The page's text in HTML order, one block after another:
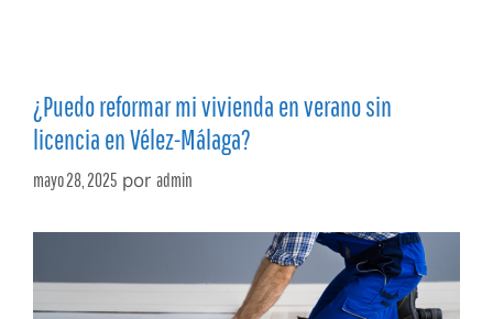
¿Puedo reformar mi vivienda en verano sin
licencia en Vélez-Málaga?
mayo 28, 2025 por admin